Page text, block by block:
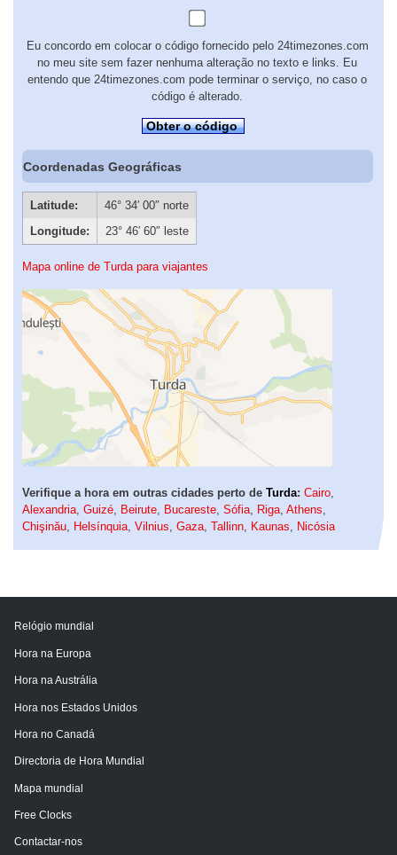
Eu concordo em colocar o código fornecido pelo 24timezones.com
no meu site sem fazer nenhuma alteração no texto e links. Eu
entendo que 24timezones.com pode terminar o serviço, no caso o
código é alterado.
Obter o código
Coordenadas Geográficas
Latitude:
46° 34′ 00″ norte
Longitude:
23° 46′ 60″ leste
Mapa online de Turda para viajantes
Verifique a hora em outras cidades perto de Turda: Cairo
Alexandria Guizé Beirute Bucareste Sófia Riga Athens
Chişinău
Helsínquia Vilnius Gaza Tallinn Kaunas Nicósia
Relógio mundial
Hora na Europa
Hora na Austrália
Hora nos Estados Unidos
Hora no Canadá
Directoria de Hora Mundial
Mapa mundial
Free Clocks
Contactar-nos